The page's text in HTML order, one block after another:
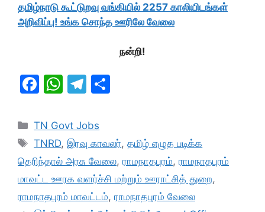
தமிழ்நாடு கூட்டுறவு வங்கியில் 2257 காலியிடங்கள்
அறிவிப்பு! உங்க சொந்த ஊரிலே வேலை
நன்றி!
F
c
e
b
o
o
W
at
s
A
p
p
T
e
gr
a
m
e
Categories
TN Govt Jobs
Tags
TNRD, இரவு காவலர்,தமிழ் எழுத படிக்க
தெரிந்தால் அரசு வேலை, ராமநாதபுரம், ராமநாதபுரம்
மாவட்ட ஊரக வளர்ச்சி மற்றும் ஊராட்சித் துறை,
ராமநாதபுரம் மாவட்டம், ராமநாதபுரம் வேலை